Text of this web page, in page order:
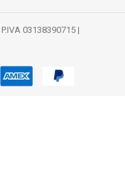
03138390715 |